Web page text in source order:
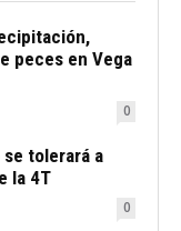
peces en Vega
0
tolerará a
la 4T
0